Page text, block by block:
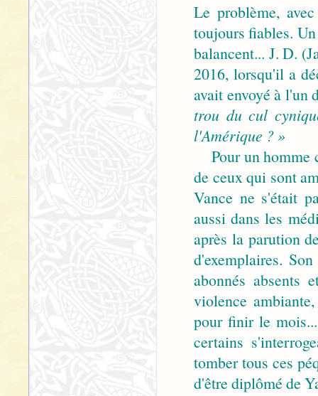
Le problème,
toujours fiables.
balancent... J. D.
2016, lorsqu'il a
avait envoyé à l'un
trou du cul
l'Amérique ? »
Pour un homme
de ceux qui sont
Vance ne s'était
aussi dans les
après la parution
d'exemplaires.
abonnés absents
violence
pour finir le
certains
tomber tous ces
d'être diplômé de